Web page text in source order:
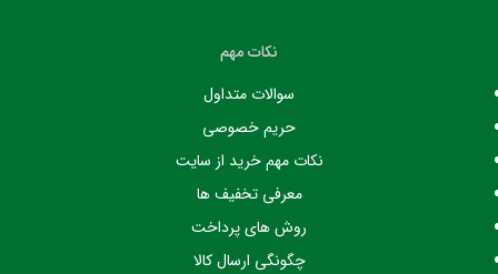
نکات مهم
سوالات متداول
حریم خصوصی
نکات مهم خرید از سایت
معرفی تخفیف ها
روش های پرداخت
چگونگی ارسال کالا